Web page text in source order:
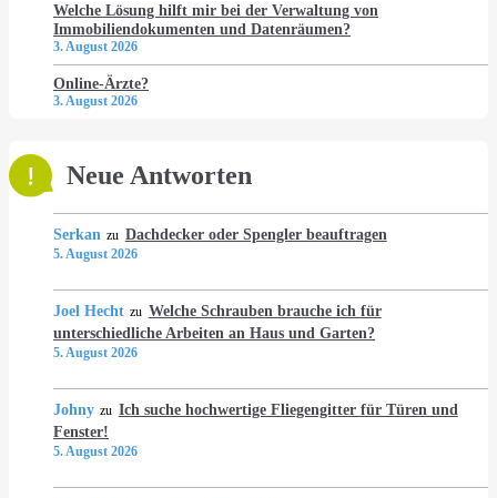
Welche Lösung hilft mir bei der Verwaltung von
Immobiliendokumenten und Datenräumen?
3. August 2026
Online-Ärzte?
3. August 2026
Neue Antworten
Serkan zu Dachdecker oder Spengler beauftragen
5. August 2026
Joel Hecht zu Welche Schrauben brauche ich für
unterschiedliche Arbeiten an Haus und Garten?
5. August 2026
Johny zu Ich suche hochwertige Fliegengitter für Türen und
Fenster!
5. August 2026